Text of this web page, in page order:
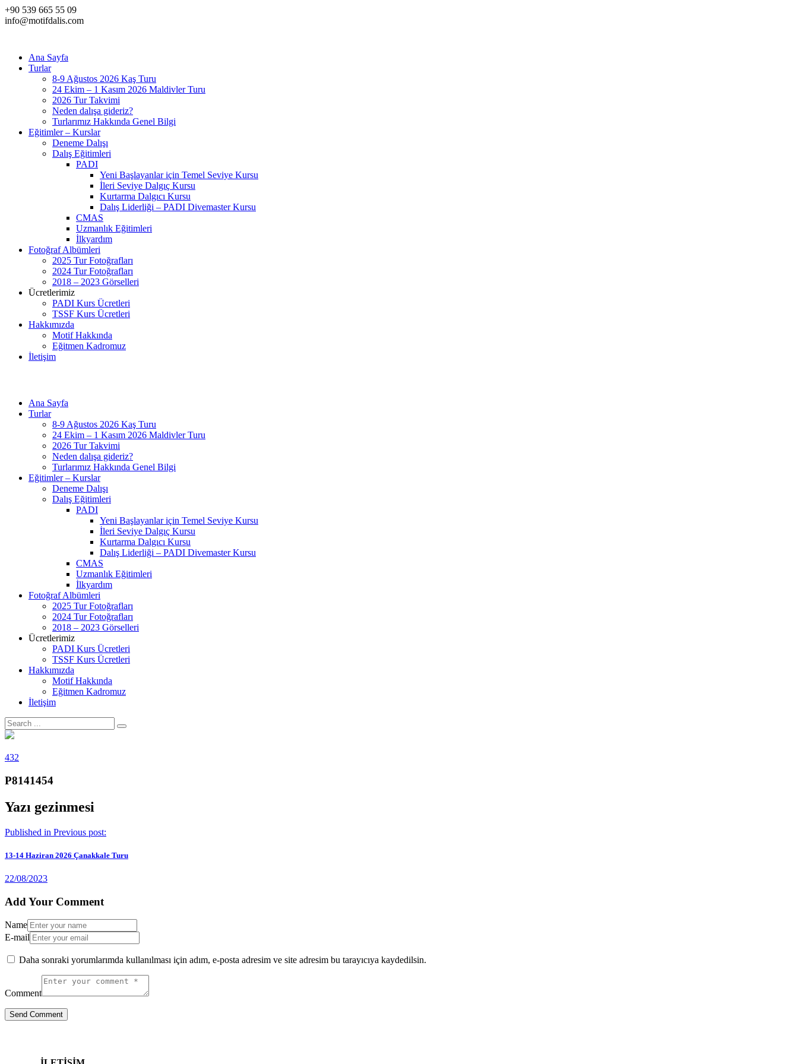
+90 539 665 55 09
info@motifdalis.com
Ana Sayfa
Turlar
8-9 Ağustos 2026 Kaş Turu
24 Ekim – 1 Kasım 2026 Maldivler Turu
2026 Tur Takvimi
Neden dalışa gideriz?
Turlarımız Hakkında Genel Bilgi
Eğitimler – Kurslar
Deneme Dalışı
Dalış Eğitimleri
PADI
Yeni Başlayanlar için Temel Seviye Kursu
İleri Seviye Dalgıç Kursu
Kurtarma Dalgıcı Kursu
Dalış Liderliği – PADI Divemaster Kursu
CMAS
Uzmanlık Eğitimleri
İlkyardım
Fotoğraf Albümleri
2025 Tur Fotoğrafları
2024 Tur Fotoğrafları
2018 – 2023 Görselleri
Ücretlerimiz
PADI Kurs Ücretleri
TSSF Kurs Ücretleri
Hakkımızda
Motif Hakkında
Eğitmen Kadromuz
İletişim
Ana Sayfa
Turlar
8-9 Ağustos 2026 Kaş Turu
24 Ekim – 1 Kasım 2026 Maldivler Turu
2026 Tur Takvimi
Neden dalışa gideriz?
Turlarımız Hakkında Genel Bilgi
Eğitimler – Kurslar
Deneme Dalışı
Dalış Eğitimleri
PADI
Yeni Başlayanlar için Temel Seviye Kursu
İleri Seviye Dalgıç Kursu
Kurtarma Dalgıcı Kursu
Dalış Liderliği – PADI Divemaster Kursu
CMAS
Uzmanlık Eğitimleri
İlkyardım
Fotoğraf Albümleri
2025 Tur Fotoğrafları
2024 Tur Fotoğrafları
2018 – 2023 Görselleri
Ücretlerimiz
PADI Kurs Ücretleri
TSSF Kurs Ücretleri
Hakkımızda
Motif Hakkında
Eğitmen Kadromuz
İletişim
432
P8141454
Yazı gezinmesi
Published in Previous post:
13-14 Haziran 2026 Çanakkale Turu
22/08/2023
Add Your Comment
Name
E-mail
Daha sonraki yorumlarımda kullanılması için adım, e-posta adresim ve site adresim bu tarayıcıya kaydedilsin.
Comment